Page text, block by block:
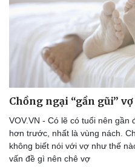
Thông tin doanh nghiệp
Doanh nghiệp 24h
Doanh nhân
Vì cộng đồng
Chồng ngại “gần gũi”
VOV.VN - Có lẽ có tuổi nên
hơn trước, nhất là vùng nách.
không biết nói với vợ như thế
vấn đề gì nên chê vợ